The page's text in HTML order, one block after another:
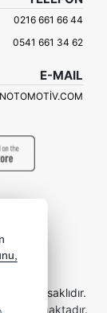
0216 661 66 44
0541 661 34 62
E-MAIL
saklıdır.
korunmaktadır.